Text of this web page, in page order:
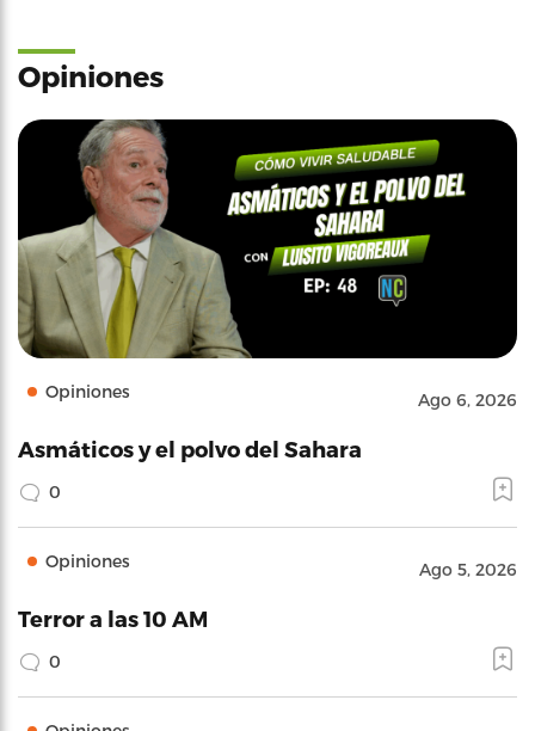
Opiniones
Opiniones Ago 6, 2026
Asmáticos y el polvo del Sahara
0
Opiniones Ago 5, 2026
Terror a las 10 AM
0